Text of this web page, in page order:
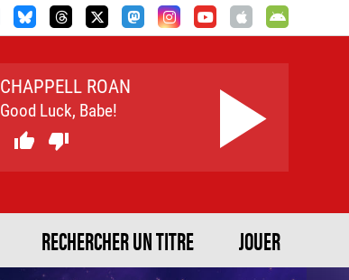
CHAPPELL ROAN
Good Luck, Babe!
 
RECHERCHER UN TITRE JOUER